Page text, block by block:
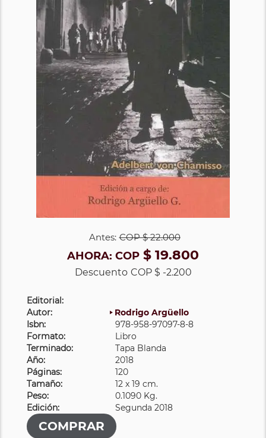
Antes: COP$ 22.000
AHORA: COP $ 19.800
Descuento COP $ -2.200
Editorial:
Autor:
Rodrigo Argüello
Isbn:
978-958-97097-8-8
Formato:
Libro
Terminado:
Tapa Blanda
Año:
2018
Páginas:
120
Tamaño:
12 x 19 cm.
Peso:
0.1090 Kg.
Edición:
Segunda 2018